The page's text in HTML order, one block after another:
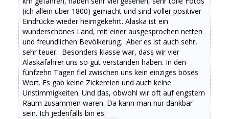
(ich allein über 1800) gemacht und sind voller positiver
Eindrücke wieder heimgekehrt. Alaska ist ein
wunderschönes Land, mit einer ausgesprochen netten
und freundlichen Bevölkerung. Aber es ist auch sehr,
sehr teuer. Besonders klasse war, dass wir vier
Alaskafahrer uns so gut verstanden haben. In den
fünfzehn Tagen fiel zwischen uns kein einziges böses
Wort. Es gab keine Zickereien und auch keine
Unstimmigkeiten. Und das, obwohl wir oft auf engstem
Raum zusammen waren. Da kann man nur dankbar
sein. Ich jedenfalls bin es.